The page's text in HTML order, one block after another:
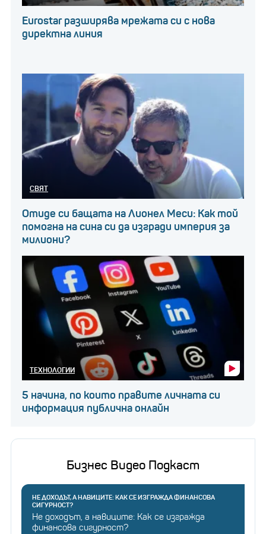
Eurostar разширява мрежата си с нова
директна линия
СВЯТ
Отиде си бащата на Лионел Меси: Как той
помогна на сина си да изгради империя за
милиони?
ТЕХНОЛОГИИ
5 начина, по които правите личната си
информация публична онлайн
Бизнес Видео Подкаст
НЕ ДОХОДЪТ, А НАВИЦИТЕ: КАК СЕ ИЗГРАЖДА ФИНАНСОВА
СИГУРНОСТ?
Не доходът, а навиците: Как се изгражда
финансова сигурност?